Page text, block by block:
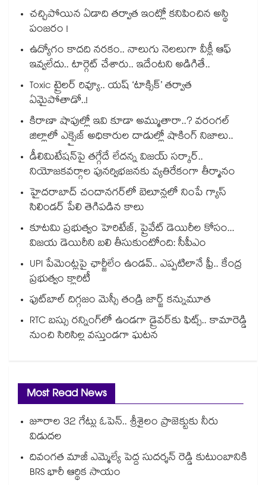
చచ్చిపోయిన ఏడాది తర్వాత ఇంట్లో కనిపించిన అస్థి
పంజరం !
ఉద్యోగం కాదది నరకం.. నాలుగు నెలలుగా వీక్లీ ఆఫ్
ఇవ్వలేదు.. టార్గెట్ చేశారు.. ఇదేంటని అడిగితే..
Toxic ట్రైలర్ రివ్యూ.. యష్ ‘టాక్సిక్’ తర్వాత
ఏమైపోతాడో..!
కిరాణా షాపుల్లో ఇవి కూడా అమ్ముతారా..? వరంగల్
జిల్లాలో ఎక్సైజ్ అధికారుల దాడుల్లో షాకింగ్ నిజాలు..
డీలిమిటేషన్‎పై తగ్గేదే లేదన్న విజయ్ సర్కార్..
నియోజకవర్గాల పునర్విభజనకు వ్యతిరేకంగా తీర్మానం
హైదరాబాద్⁪ చందానగర్⁫లో బెలూన్లలో నింపే గ్యాస్
సిలిండర్ పేలి తెగిపడిన కాలు
కూటమి ప్రభుత్వం హెరిటేజ్, ప్రైవేట్ డెయిరీల కోసం...
విజయ డెయిరీని బలి తీసుకుంటోంది: సీపీఎం
UPI పేమెంట్లపై ఛార్జీలేం ఉండవ్.. ఎప్పటిలానే ఫ్రీ.. కేంద్ర
ప్రభుత్వం క్లారిటీ
ఫుట్‎బాల్ దిగ్గజం మెస్సీ తండ్రి జార్జ్ కన్నుమూత
RTC బస్సు రన్నింగ్⁫లో ఉండగా డ్రైవర్‌కు ఫిట్స్.. కామారెడ్డి
నుంచి సిరిసిల్ల వస్తుండగా ఘటన
Most Read News
జూరాల 32 గేట్లు ఓపెన్.. శ్రీశైలం ప్రాజెక్టుకు నీరు
విడుదల
దివంగత మాజీ ఎమ్మెల్యే పెద్ద సుదర్శన్ రెడ్డి కుటుంబానికి
BRS భారీ ఆర్థిక సాయం